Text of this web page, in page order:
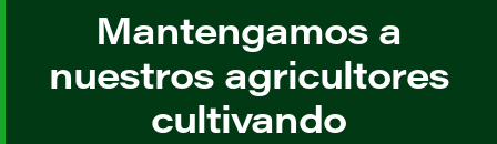
Mantengamos a
nuestros agricultores
cultivando